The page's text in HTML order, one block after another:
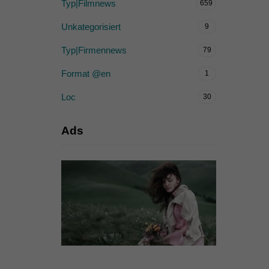
Typ|Filmnews 659
Unkategorisiert 9
Typ|Firmennews 79
Format @en 1
Loc 30
Ads